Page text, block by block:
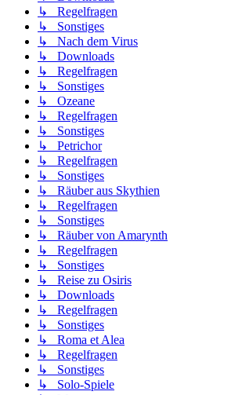
↳ Regelfragen
↳ Sonstiges
↳ Nach dem Virus
↳ Downloads
↳ Regelfragen
↳ Sonstiges
↳ Ozeane
↳ Regelfragen
↳ Sonstiges
↳ Petrichor
↳ Regelfragen
↳ Sonstiges
↳ Räuber aus Skythien
↳ Regelfragen
↳ Sonstiges
↳ Räuber von Amarynth
↳ Regelfragen
↳ Sonstiges
↳ Reise zu Osiris
↳ Downloads
↳ Regelfragen
↳ Sonstiges
↳ Roma et Alea
↳ Regelfragen
↳ Sonstiges
↳ Solo-Spiele